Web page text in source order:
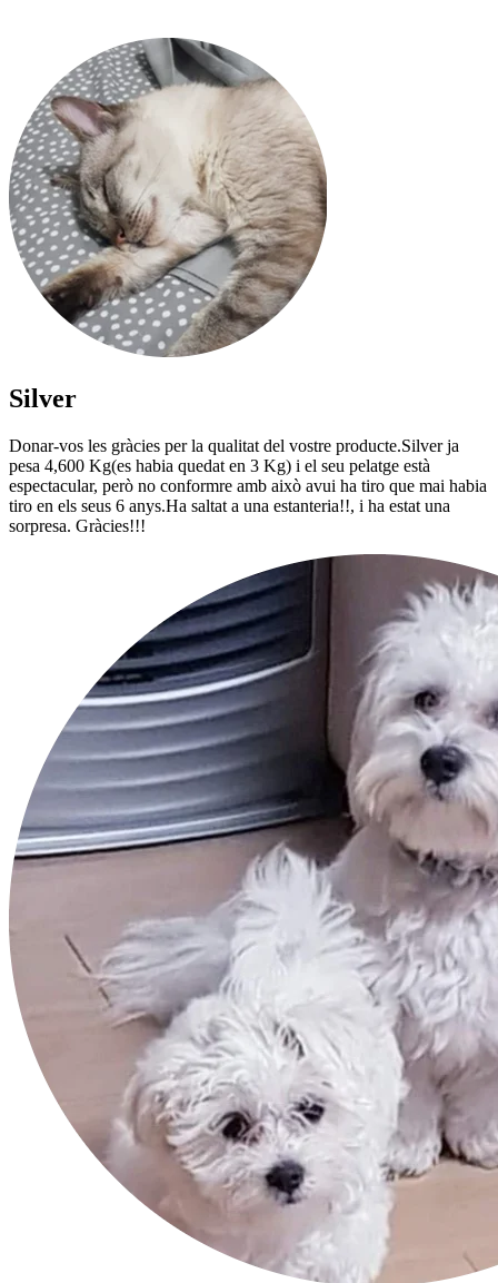
Silver
Donar-vos les gràcies per la qualitat del vostre producte.Silver ja
pesa 4,600 Kg(es habia quedat en 3 Kg) i el seu pelatge està
espectacular, però no conformre amb això avui ha tiro que mai habia
tiro en els seus 6 anys.Ha saltat a una estanteria!!, i ha estat una
sorpresa. Gràcies!!!